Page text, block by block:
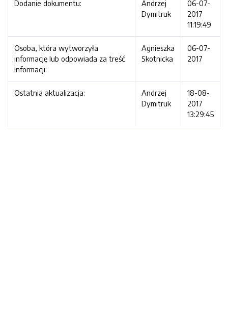
Dodanie dokumentu:
Andrzej
Dymitruk
06-07-
2017
11:19:49
Osoba, która wytworzyła
informację lub odpowiada za treść
informacji:
Agnieszka
Skotnicka
06-07-
2017
Ostatnia aktualizacja:
Andrzej
Dymitruk
18-08-
2017
13:29:45